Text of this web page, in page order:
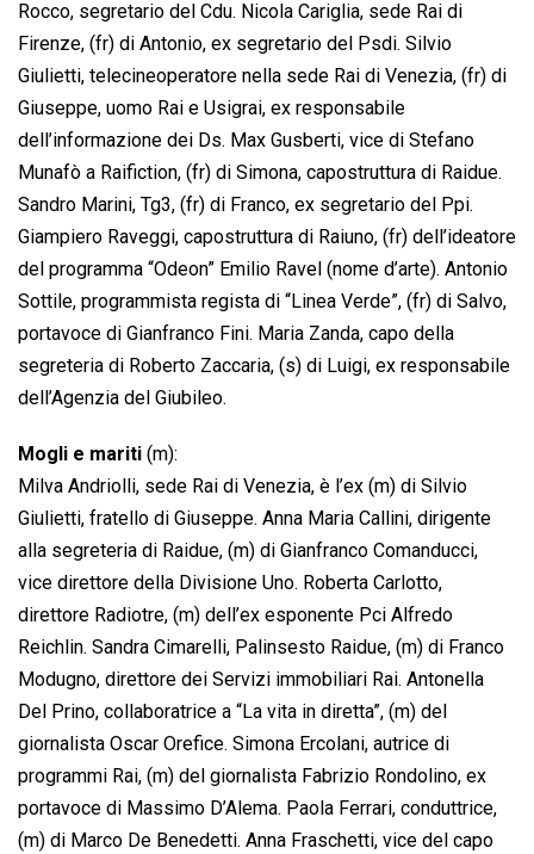
Rocco, segretario del Cdu. Nicola Cariglia, sede Rai di
Firenze, (fr) di Antonio, ex segretario del Psdi. Silvio
Giulietti, telecineoperatore nella sede Rai di Venezia, (fr) di
Giuseppe, uomo Rai e Usigrai, ex responsabile
dell’informazione dei Ds. Max Gusberti, vice di Stefano
Munafò a Raifiction, (fr) di Simona, capostruttura di Raidue.
Sandro Marini, Tg3, (fr) di Franco, ex segretario del Ppi.
Giampiero Raveggi, capostruttura di Raiuno, (fr) dell’ideatore
del programma “Odeon” Emilio Ravel (nome d’arte). Antonio
Sottile, programmista regista di “Linea Verde”, (fr) di Salvo,
portavoce di Gianfranco Fini. Maria Zanda, capo della
segreteria di Roberto Zaccaria, (s) di Luigi, ex responsabile
dell’Agenzia del Giubileo.
Mogli e mariti (m):
Milva Andriolli, sede Rai di Venezia, è l’ex (m) di Silvio
Giulietti, fratello di Giuseppe. Anna Maria Callini, dirigente
alla segreteria di Raidue, (m) di Gianfranco Comanducci,
vice direttore della Divisione Uno. Roberta Carlotto,
direttore Radiotre, (m) dell’ex esponente Pci Alfredo
Reichlin. Sandra Cimarelli, Palinsesto Raidue, (m) di Franco
Modugno, direttore dei Servizi immobiliari Rai. Antonella
Del Prino, collaboratrice a “La vita in diretta”, (m) del
giornalista Oscar Orefice. Simona Ercolani, autrice di
programmi Rai, (m) del giornalista Fabrizio Rondolino, ex
portavoce di Massimo D’Alema. Paola Ferrari, conduttrice,
(m) di Marco De Benedetti. Anna Fraschetti, vice del capo